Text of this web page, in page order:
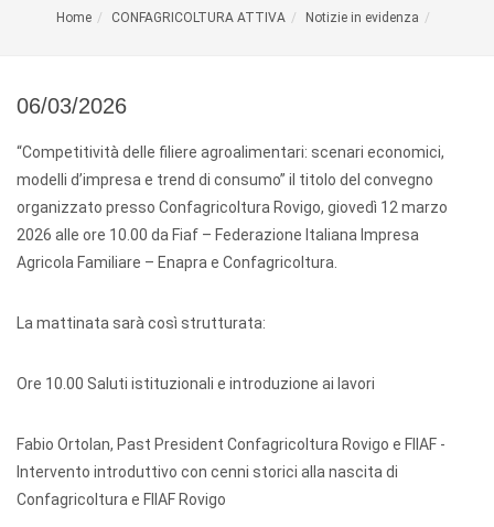
Home CONFAGRICOLTURA ATTIVA Notizie in evidenza
06/03/2026
“Competitività delle filiere agroalimentari: scenari economici,
modelli d’impresa e trend di consumo” il titolo del convegno
organizzato presso Confagricoltura Rovigo, giovedì 12 marzo
2026 alle ore 10.00 da Fiaf – Federazione Italiana Impresa
Agricola Familiare – Enapra e Confagricoltura.
La mattinata sarà così strutturata:
Ore 10.00 Saluti istituzionali e introduzione ai lavori
Fabio Ortolan, Past President Confagricoltura Rovigo e FIIAF -
Intervento introduttivo con cenni storici alla nascita di
Confagricoltura e FIIAF Rovigo